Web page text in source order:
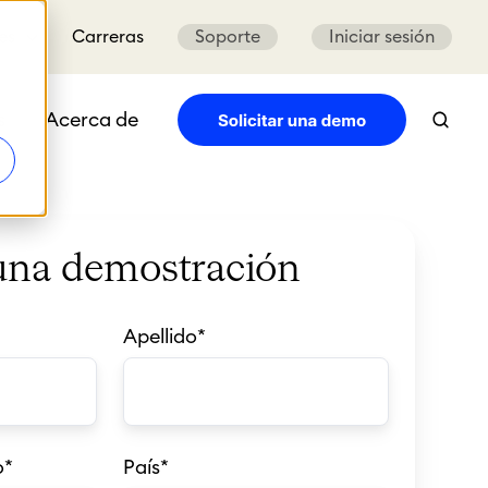
Carreras Soporte Iniciar sesión
Acerca de
demostración
Apellido*
* País*